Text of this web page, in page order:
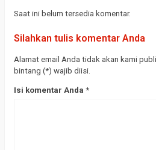
Saat ini belum tersedia komentar.
Silahkan tulis komentar Anda
Alamat email Anda tidak akan kami
bintang (*) wajib diisi.
Isi komentar Anda *